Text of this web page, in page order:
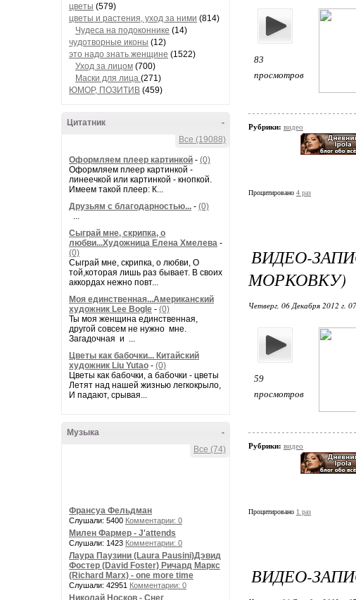
цветы (579)
цветы и растения, уход за ними (814)
Чудеса на подоконнике (14)
чудотворные иконы (12)
это надо знать женщине (1522)
Уход за лицом (700)
Маски для лица (271)
ЮМОР, ПОЗИТИВ (459)
-
Цитатник
Все (19088)
Оформляем плеер картинкой - (0)
Оформляем плеер картинкой -
линеечкой или картинкой - кнопкой.
Имеем такой плеер: К...
Друзьям с благодарностью... - (0)
...
Сыграй мне, скрипка, о
любви...Художница Елена Хмелева -
(0)
Сыграй мне, скрипка, о любви, О
той,которая лишь раз бывает. В своих
аккордах нежно повт...
Моя единственная...Американский
художник Lee Bogle - (0)
Ты моя женщина единственная,
другой совсем не нужно мне.
Загадочная и ...
Цветы как бабочки... Китайский
художник Liu Yutao - (0)
Цветы как бабочки, а бабочки - цветы
Летят над нашей жизнью легкокрыло,
И падают, срывая...
-
Музыка
Все (74)
Франсуа Фельдман
Слушали: 5400 Комментарии: 0
Милен Фармер - J'attends
Слушали: 1423 Комментарии: 0
Лаура Паузини (Laura Pausini)Дэвид
Фостер (David Foster) Ричард Маркс
(Richard Marx) - one more time
Слушали: 42951 Комментарии: 0
Николай Носков - Снег
83
просмотров
Рубрики: видео
Процитировано 4 раз
ВИДЕО-
МОРКОВКУ)
Четверг, 06 Декабря 2012 г.
59
просмотров
Рубрики: видео
Процитировано 1 раз
ВИДЕО-